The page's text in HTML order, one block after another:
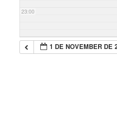
23:00
1 DE NOVEMBER DE